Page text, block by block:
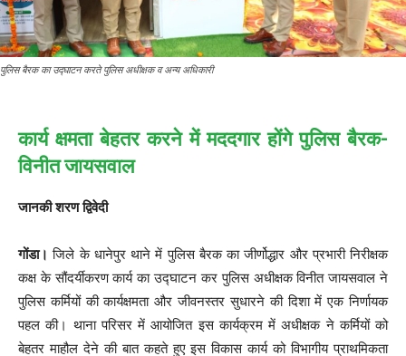
पुलिस बैरक का उद्घाटन करते पुलिस अधीक्षक व अन्य अधिकारी
कार्य क्षमता बेहतर करने में मददगार होंगे पुलिस बैरक-
विनीत जायसवाल
जानकी शरण द्विवेदी
गोंडा। जिले के धानेपुर थाने में पुलिस बैरक का जीर्णोद्धार और प्रभारी निरीक्षक
कक्ष के सौंदर्यीकरण कार्य का उद्घाटन कर पुलिस अधीक्षक विनीत जायसवाल ने
पुलिस कर्मियों की कार्यक्षमता और जीवनस्तर सुधारने की दिशा में एक निर्णायक
पहल की। थाना परिसर में आयोजित इस कार्यक्रम में अधीक्षक ने कर्मियों को
बेहतर माहौल देने की बात कहते हुए इस विकास कार्य को विभागीय प्राथमिकता